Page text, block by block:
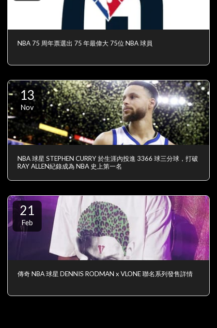
NBA 75 周年票選出 75 年最偉大 75位 NBA 球員
13
Nov
NBA 球星 STEPHEN CURRY 於生涯內投進 3366 球三分球，打破
RAY ALLEN紀錄成為 NBA 史上第一名
21
Feb
傳奇 NBA 球星 DENNIS RODMAN x VLONE 聯名系列發售詳情